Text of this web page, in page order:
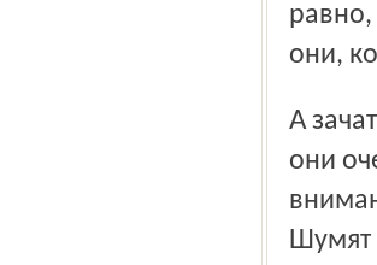
они,
А зачатки-то подлинной гражданской жизни везде есть. И
они
Шумят